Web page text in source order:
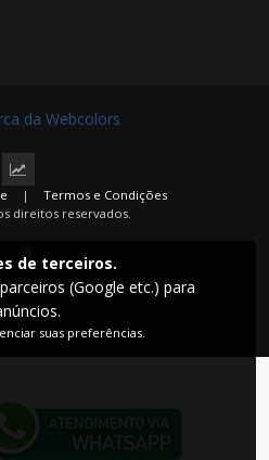
|
Termos e Condições
direitos reservados.
de terceiros.
(Google etc.) para
suas preferências.